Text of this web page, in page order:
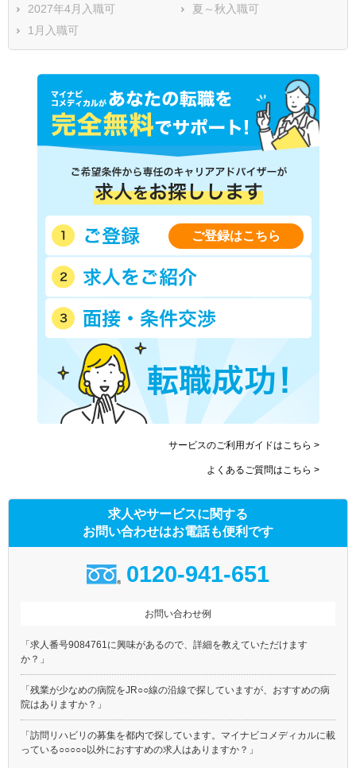
2027年4月入職可
夏～秋入職可
1月入職可
ご登録はこちら
サービスのご利用ガイドはこちら >
よくあるご質問はこちら >
求人やサービスに関する
お問い合わせはお電話も便利です
0120-941-651
お問い合わせ例
「求人番号9084761に興味があるので、詳細を教えていただけます
か？」
「残業が少なめの病院をJR○○線の沿線で探していますが、おすすめの病
院はありますか？」
「訪問リハビリの募集を都内で探しています。マイナビコメディカルに載
っている○○○○○以外におすすめの求人はありますか？」